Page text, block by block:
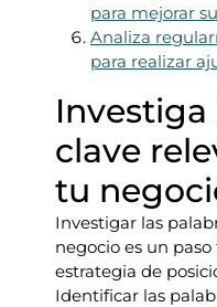
para mejorar
Analiza
para realizar
Investiga
clave
tu
Investigar las
negocio es un
estrategia de
Identificar las